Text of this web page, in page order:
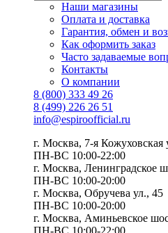
Наши магазины
Оплата и доставка
Гарантия, обмен и
Как оформить заказ
Часто задаваемые
Контакты
О компании
8 (800) 333 49 26
8 (499) 226 26 51
info@espiroofficial.ru
г. Москва, 7-я Кожуховская
ПН-ВС 10:00-22:00
г. Москва, Ленинградское
ПН-ВС 10:00-20:00
г. Москва, Обручева ул., 45
ПН-ВС 10:00-20:00
г. Москва, Аминьевское
ПН-ВС 10:00-22:00